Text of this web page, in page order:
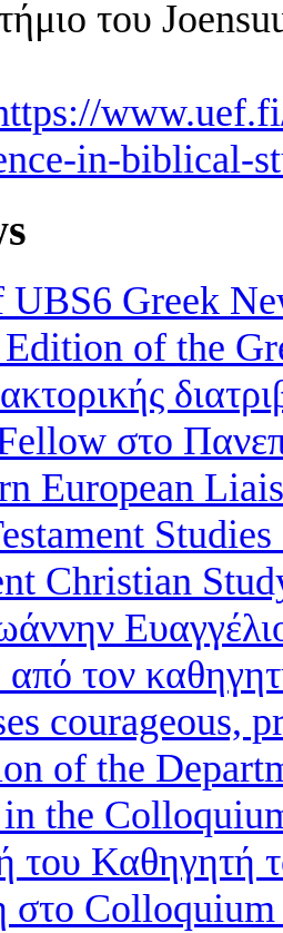
του
in-biblical-
Greek
of the
στο
European
Christian
τον
courageous,
of the
the
του Καθηγητή
στο Colloquium